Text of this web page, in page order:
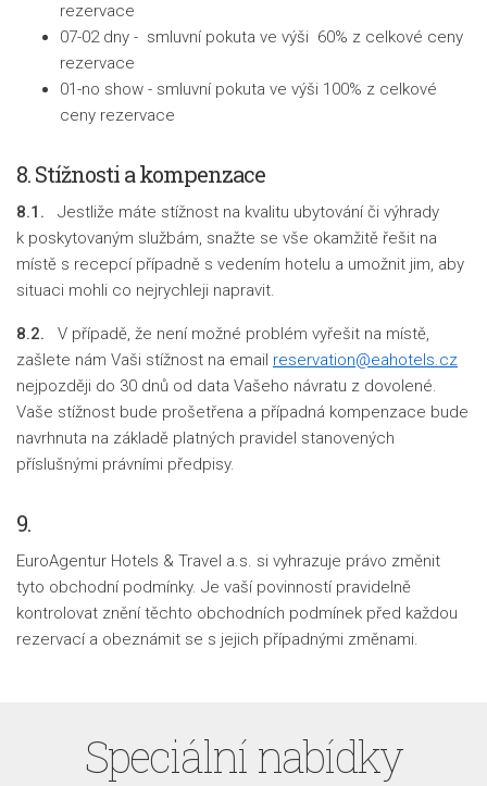
rezervace
07-02 dny - smluvní pokuta ve výši 60% z celkové ceny
rezervace
01-no show - smluvní pokuta ve výši 100% z celkové
ceny rezervace
8. Stížnosti a kompenzace
8.1.
Jestliže máte stížnost na kvalitu ubytování či výhrady
k poskytovaným službám, snažte se vše okamžitě řešit na
místě s recepcí případně s vedením hotelu a umožnit jim, aby
situaci mohli co nejrychleji napravit.
8.2. V případě, že není možné problém vyřešit na místě,
zašlete nám Vaši stížnost na email reservation@eahotels.cz
nejpozději do 30 dnů od data Vašeho návratu z dovolené.
Vaše stížnost bude prošetřena a případná kompenzace bude
navrhnuta na základě platných pravidel stanovených
příslušnými právními předpisy.
9.
EuroAgentur Hotels & Travel a.s. si vyhrazuje právo změnit
tyto obchodní podmínky. Je vaší povinností pravidelně
kontrolovat znění těchto obchodních podmínek před každou
rezervací a obeznámit se s jejich případnými změnami.
Speciální nabídky